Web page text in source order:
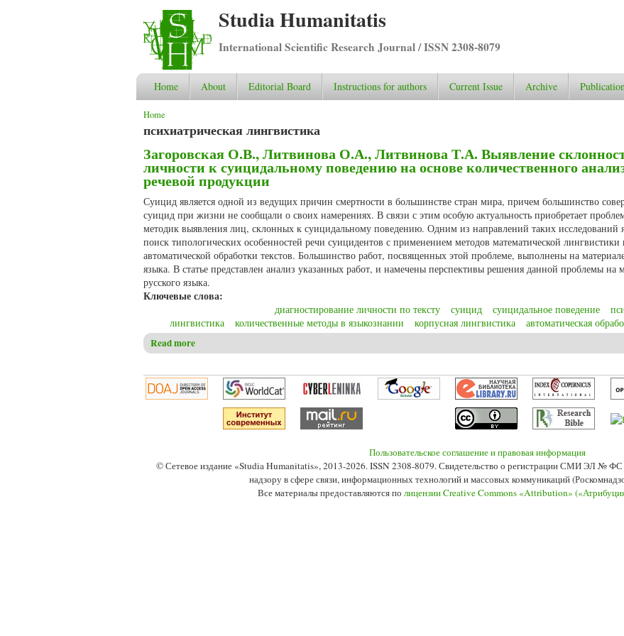
Studia Humanitatis
International Scientific Research Journal / ISSN 2308-8079
Home About Editorial Board Instructions for authors Current Issue Archive
You are here
Home
психиатрическая лингвистика
Загоровская О.В., Литвинова О.А., Литвинова Т.А. Выявление
личности к суицидальному поведению на основе количественного
речевой продукции
Суицид является одной из ведущих причин смертности в большинстве стран мира, причем большинство
суицид при жизни не сообщали о своих намерениях. В связи с этим особую актуальность приобретает
методик выявления лиц, склонных к суицидальному поведению. Одним из направлений таких исследований
поиск типологических особенностей речи суицидентов с применением методов математической лингвистики
автоматической обработки текстов. Большинство работ, посвященных этой проблеме, выполнены на
языка. В статье представлен анализ указанных работ, и намечены перспективы решения данной проблемы на
русского языка.
Ключевые слова:
диагностирование личности по тексту суицид суицидальное поведение
лингвистика
количественные методы в языкознании корпусная лингвистика автоматическая
Read more
Пользовательское соглашение и правовая информация
© Сетевое издание «Studia Humanitatis», 2013-2026. ISSN 2308-8079. Свидетельство о регистрации СМИ ЭЛ №
надзору в сфере связи, информационных технологий и массовых коммуникаций
Все материалы предоставляются по лицензии Creative Commons «Attribution»